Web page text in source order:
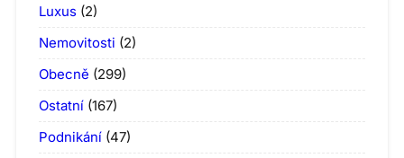
Luxus (2)
Nemovitosti (2)
Obecně (299)
Ostatní (167)
Podnikání (47)